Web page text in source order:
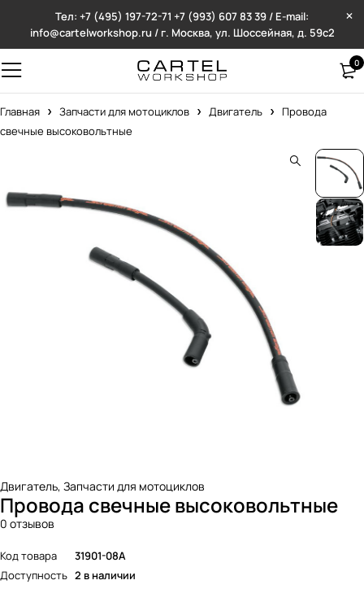
Тел: +7 (495) 197-72-71 +7 (993) 607 83 39 / E-mail:
info@cartelworkshop.ru / г. Москва, ул. Шоссейная, д. 59с2
0
Главная Запчасти для мотоциклов Двигатель
Провода
свечные высоковольтные
Двигатель, Запчасти для мотоциклов
Провода свечные высоковольтные
0 отзывов
Код товара
31901-08A
Доступность 2 в наличии